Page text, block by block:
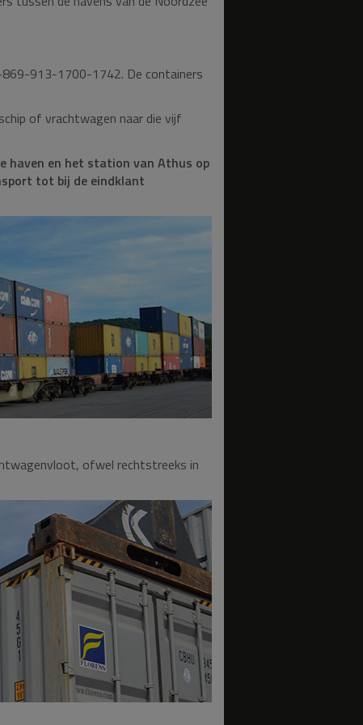
869-913-1700-1742. De containers
of vrachtwagen naar die vijf
haven en het station van Athus op
tot bij de eindklant
ofwel rechtstreeks in